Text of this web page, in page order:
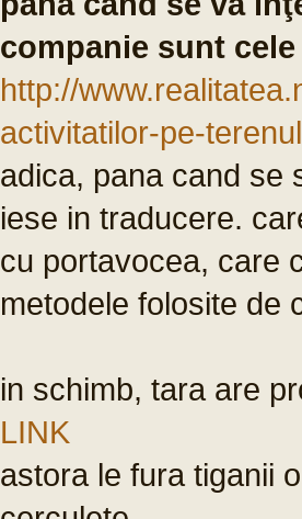
companie sunt
http://
activitatilor-pe-
adica, pana cand se
iese in traducere.
cu portavocea, care
metodele folosite de
in schimb, tara are
LINK
astora le fura tiganii